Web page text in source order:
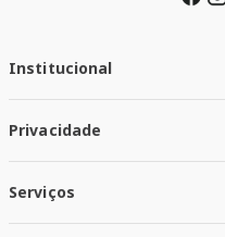
Institucional
Trabalhe conosco
Responsabilidade Social
Nossas Lojas
Privacidade
Política de Entrega
Trocas e Devoluções
Serviços